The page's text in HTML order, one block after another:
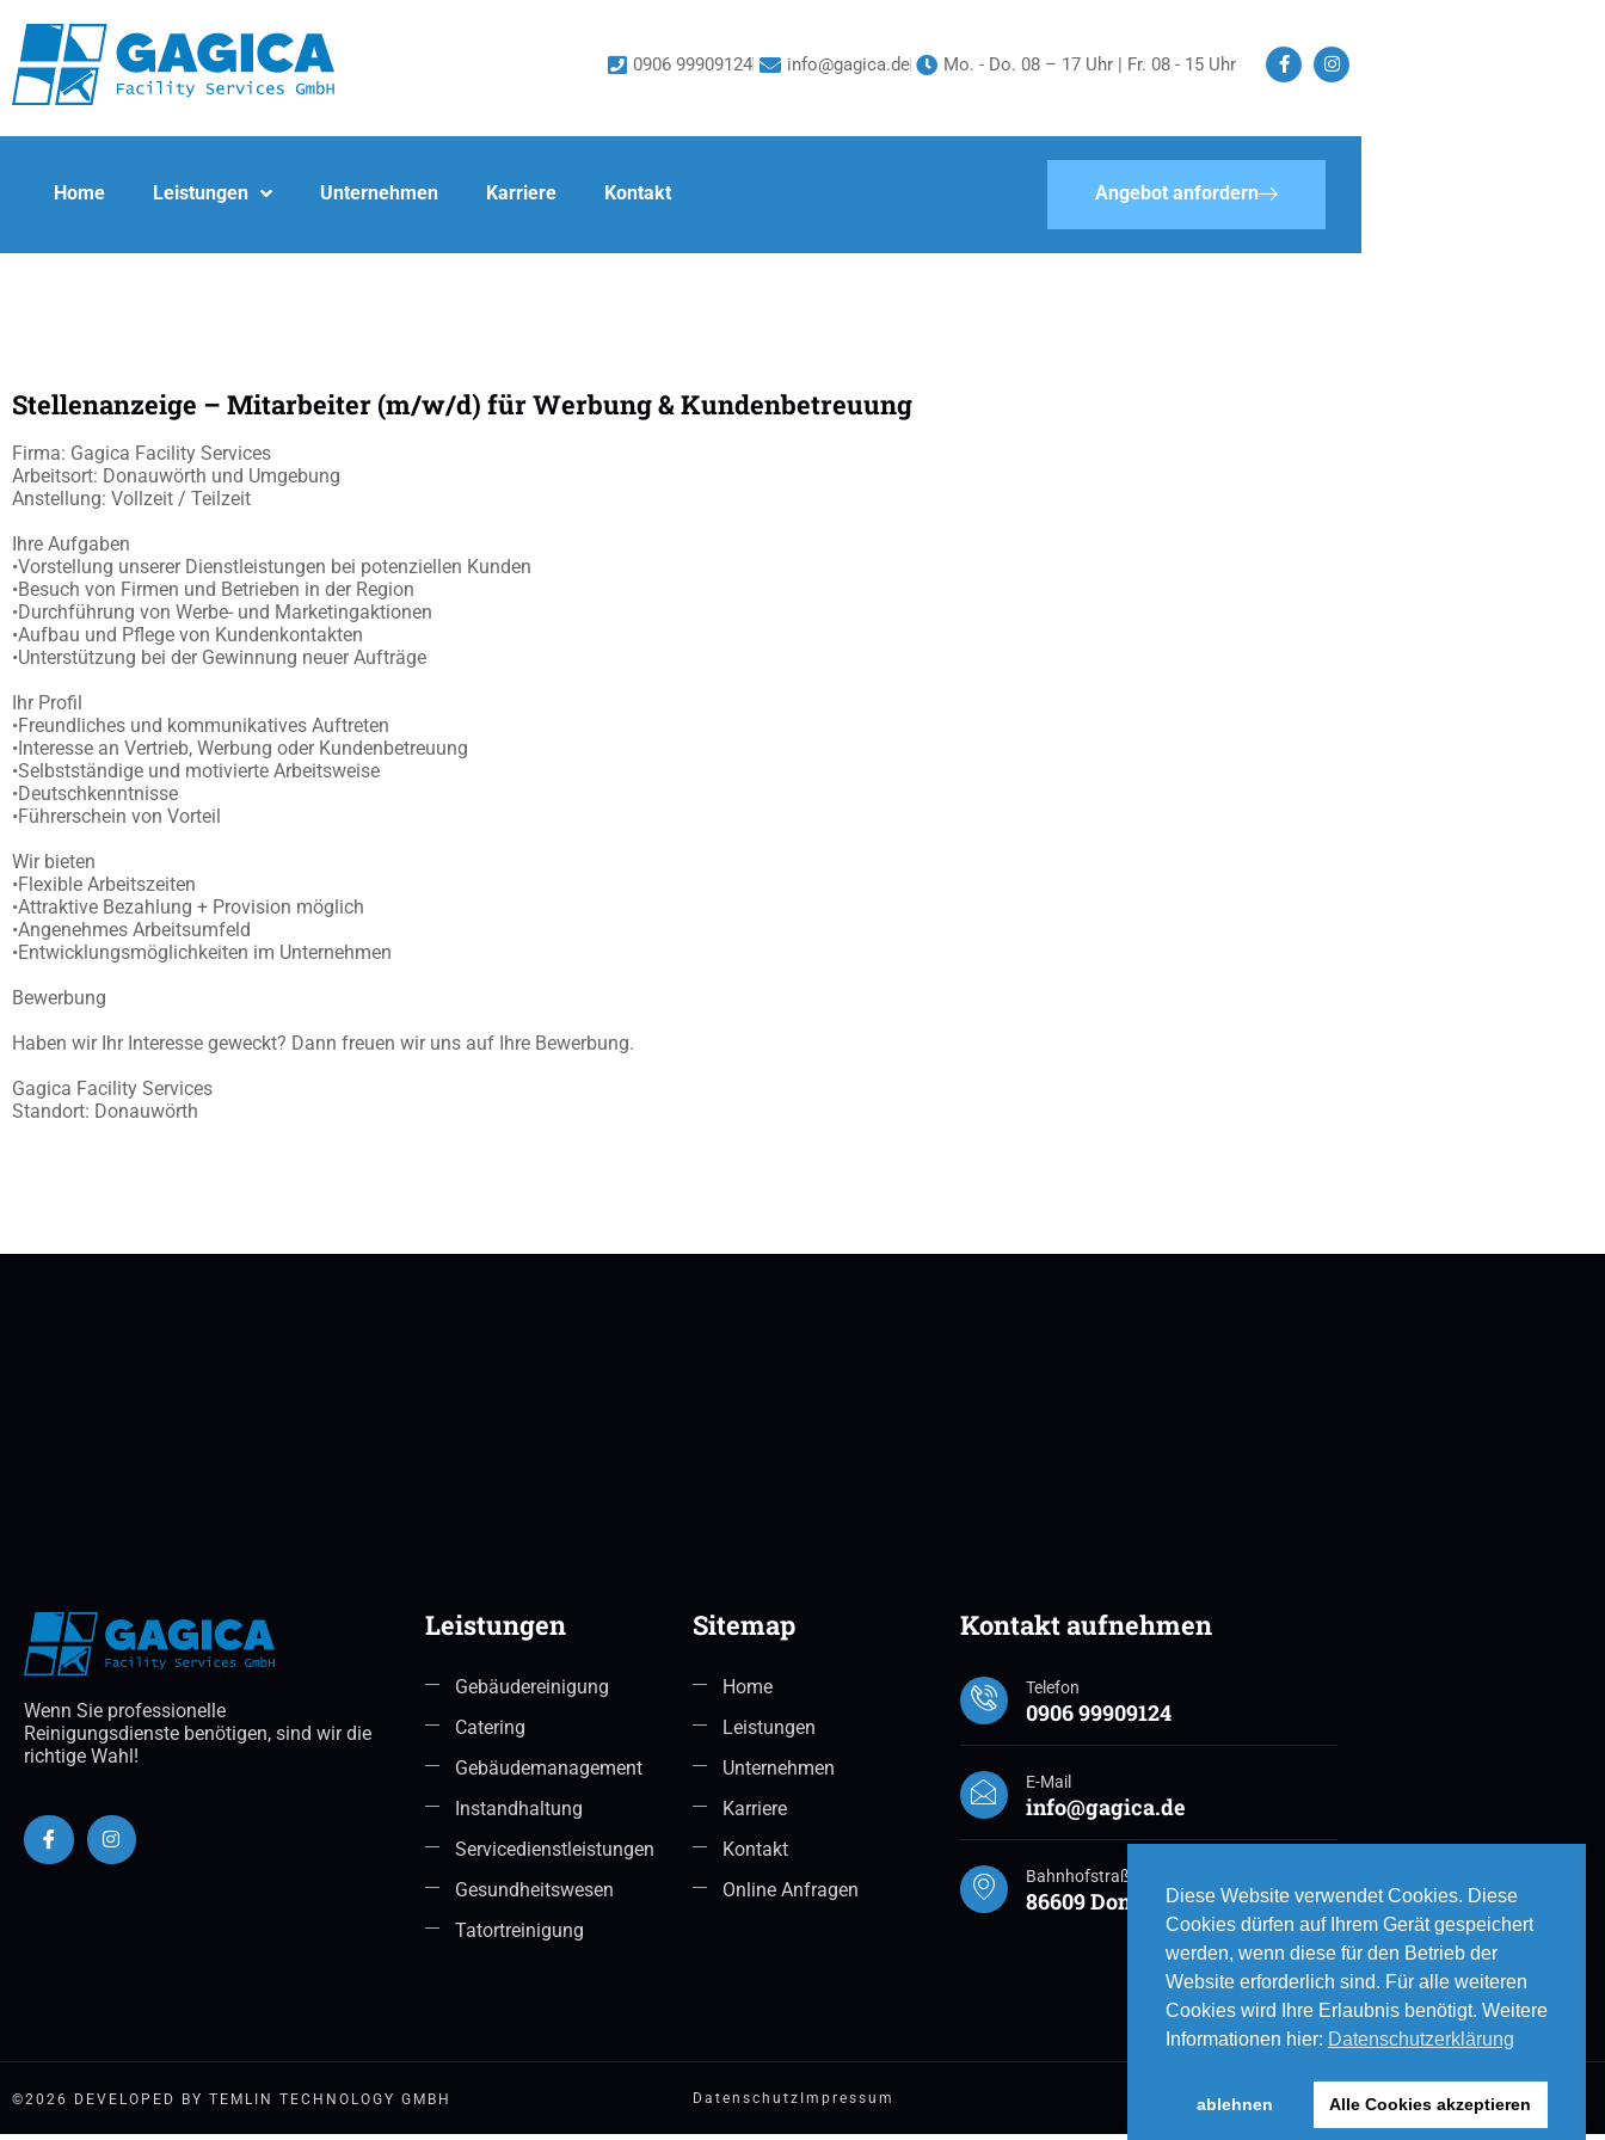
0906 99909124 info@gagica.de Mo. - Do. 08 – 17 Uhr | Fr. 08 - 15 Uhr
Home Leistungen Unternehmen Karriere Kontakt Angebot anfordern
Stellenanzeige – Mitarbeiter (m/w/d) für Werbung & Kundenbetreuung
Firma: Gagica Facility Services
Arbeitsort: Donauwörth und Umgebung
Anstellung: Vollzeit / Teilzeit
Ihre Aufgaben
•Vorstellung unserer Dienstleistungen bei potenziellen Kunden
•Besuch von Firmen und Betrieben in der Region
•Durchführung von Werbe- und Marketingaktionen
•Aufbau und Pflege von Kundenkontakten
•Unterstützung bei der Gewinnung neuer Aufträge
Ihr Profil
•Freundliches und kommunikatives Auftreten
•Interesse an Vertrieb, Werbung oder Kundenbetreuung
•Selbstständige und motivierte Arbeitsweise
•Deutschkenntnisse
•Führerschein von Vorteil
Wir bieten
•Flexible Arbeitszeiten
•Attraktive Bezahlung + Provision möglich
•Angenehmes Arbeitsumfeld
•Entwicklungsmöglichkeiten im Unternehmen
Bewerbung
Haben wir Ihr Interesse geweckt? Dann freuen wir uns auf Ihre Bewerbung.
Gagica Facility Services
Standort: Donauwörth
Wenn Sie professionelle
Reinigungsdienste benötigen, sind wir die
richtige Wahl!
Leistungen
Gebäudereinigung
Catering
Gebäudemanagement
Instandhaltung
Servicedienstleistungen
Gesundheitswesen
Tatortreinigung
Sitemap
Home
Leistungen
Unternehmen
Karriere
Kontakt
Online Anfragen
Kontakt aufnehmen
Telefon
0906 99909124
E-Mail
info@gagica.de
Bahnhofstraße 8
86609 Donauwörth
©2026 DEVELOPED BY TEMLIN TECHNOLOGY GMBH Datenschutz Impressum
Diese Website verwendet Cookies. Diese
Cookies dürfen auf Ihrem Gerät gespeichert
werden, wenn diese für den Betrieb der
Website erforderlich sind. Für alle weiteren
Cookies wird Ihre Erlaubnis benötigt. Weitere
Informationen hier: Datenschutzerklärung
ablehnen Alle Cookies akzeptieren